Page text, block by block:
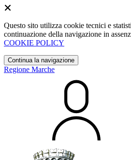
Questo sito utilizza cookie tecnici e
continuazione della navigazione in
COOKIE POLICY
Continua la navigazione
Regione Marche